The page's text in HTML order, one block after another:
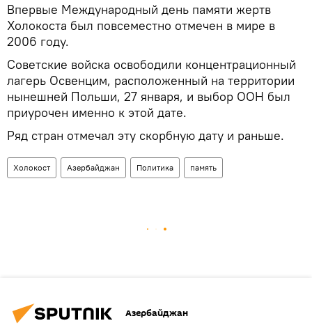
Впервые Международный день памяти жертв
Холокоста был повсеместно отмечен в мире в
2006 году.
Советские войска освободили концентрационный
лагерь Освенцим, расположенный на территории
нынешней Польши, 27 января, и выбор ООН был
приурочен именно к этой дате.
Ряд стран отмечал эту скорбную дату и раньше.
Холокост Азербайджан Политика память
Азербайджан